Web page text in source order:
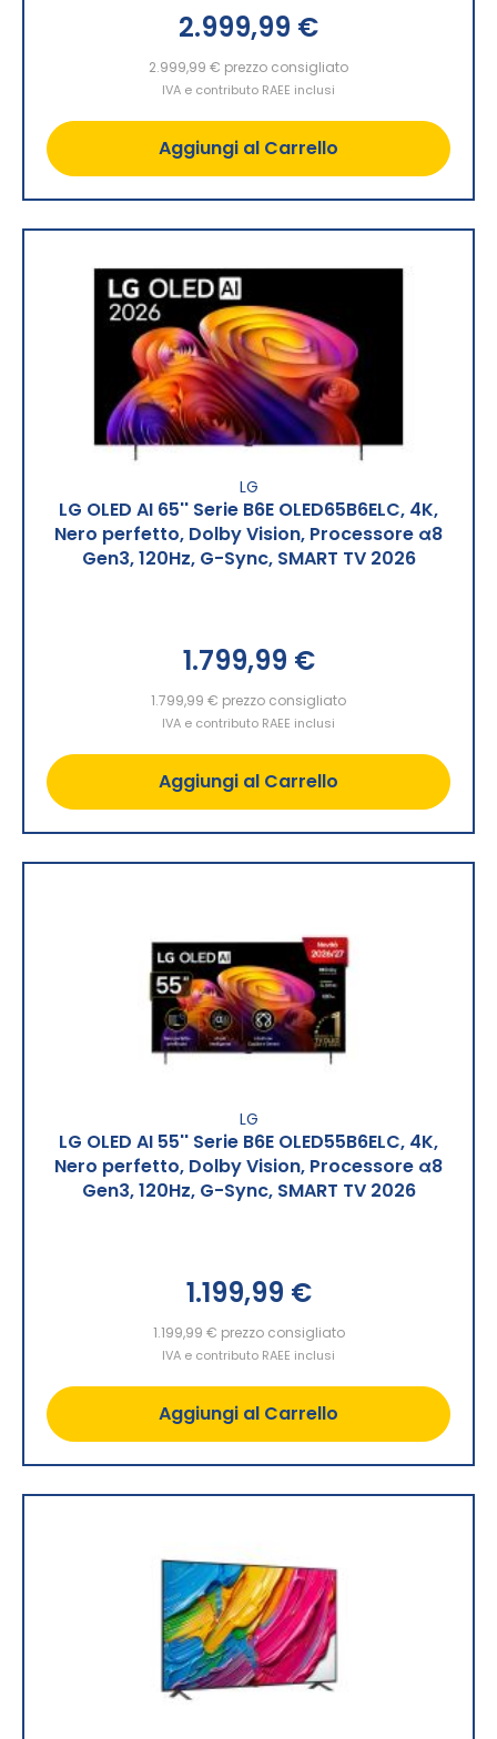
2.999,99 €
2.999,99 € prezzo consigliato
IVA e contributo RAEE inclusi
Aggiungi al Carrello
LG
LG OLED AI 65'' Serie B6E OLED65B6ELC, 4K,
Nero perfetto, Dolby Vision, Processore α8
Gen3, 120Hz, G-Sync, SMART TV 2026
1.799,99 €
1.799,99 € prezzo consigliato
IVA e contributo RAEE inclusi
Aggiungi al Carrello
LG
LG OLED AI 55'' Serie B6E OLED55B6ELC, 4K,
Nero perfetto, Dolby Vision, Processore α8
Gen3, 120Hz, G-Sync, SMART TV 2026
1.199,99 €
1.199,99 € prezzo consigliato
IVA e contributo RAEE inclusi
Aggiungi al Carrello